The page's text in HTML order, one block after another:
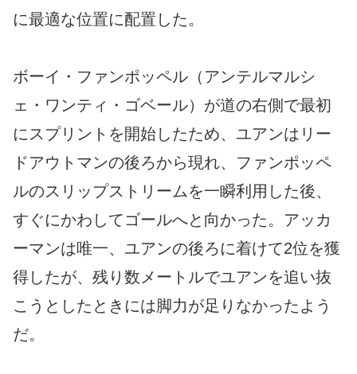
に最適な位置に配置した。
ボーイ・ファンポッペル（アンテルマルシ
ェ・ワンティ・ゴベール）が道の右側で最初
にスプリントを開始したため、ユアンはリー
ドアウトマンの後ろから現れ、ファンポッペ
ルのスリップストリームを一瞬利用した後、
すぐにかわしてゴールへと向かった。アッカ
ーマンは唯一、ユアンの後ろに着けて2位を獲
得したが、残り数メートルでユアンを追い抜
こうとしたときには脚力が足りなかったよう
だ。